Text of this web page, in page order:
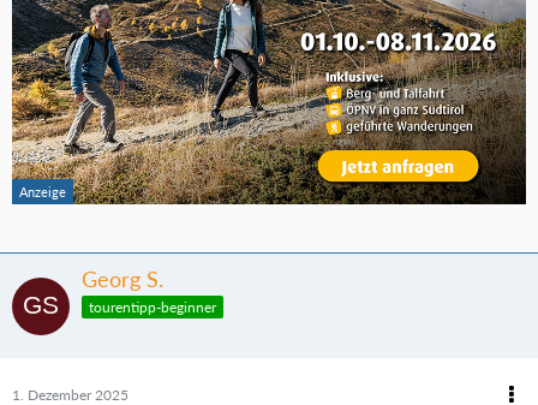
Georg S.
tourentipp-beginner
1. Dezember 2025